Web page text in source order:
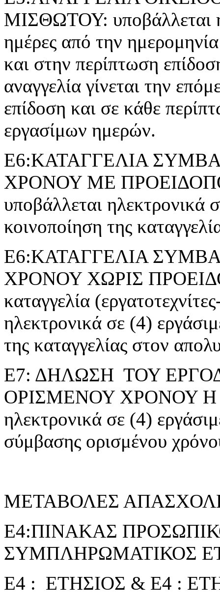
ΜΙΣΘΩΤΟΥ: υποβάλλεται
ημέρες από την
και στην περίπτωση
αναγγελία γίνεται την
επίδοση και σε κάθε
εργασίμων ημερών.
Ε6:ΚΑΤΑΓΓΕΛΙΑ
ΧΡΟΝΟΥ ΜΕ
υποβάλλεται ηλεκτρονικά
κοινοποίηση της
Ε6:ΚΑΤΑΓΓΕΛΙΑ
ΧΡΟΝΟΥ ΧΩΡΙΣ
καταγγελία
ηλεκτρονικά σε (4)
της καταγγελίας στον
Ε7: ΔΗΛΩΣΗ ΤΟΥ
ΟΡΙΣΜΕΝΟΥ ΧΡΟΝΟΥ Η
ηλεκτρονικά σε (4)
σύμβασης ορισμένου
ΜΕΤΑΒΟΛΕΣ
Ε4:ΠΙΝΑΚΑΣ
ΣΥΜΠΛΗΡΩΜΑΤΙΚΟΣ
Ε4 : ΕΤΗΣΙΟΣ & Ε4 :